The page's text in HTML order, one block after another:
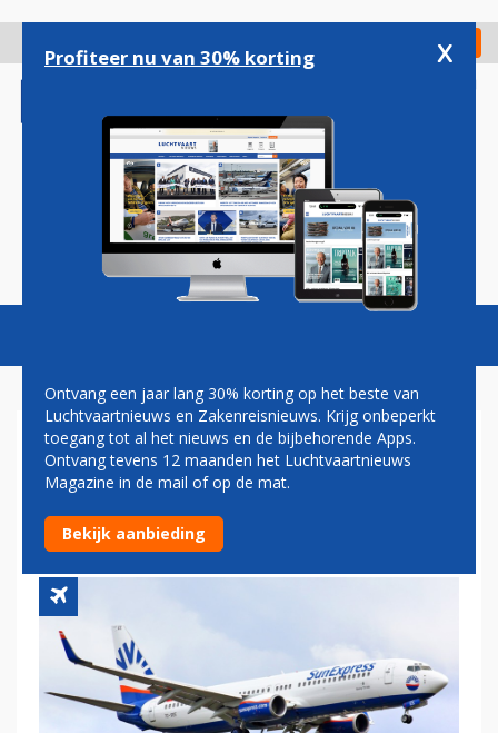
gaan
Check in
Magazine Podcasts Vacatures
SUNEXPRESS BREIDT AANTAL
VLUCHTEN TUSSEN
SCHIPHOL EN TURKIJE UIT
Profiteer nu van 30% korting x
Ontvang een jaar lang 30% korting op het beste van
Luchtvaartnieuws en Zakenreisnieuws. Krijg onbeperkt
toegang tot al het nieuws en de bijbehorende Apps.
Ontvang tevens 12 maanden het Luchtvaartnieuws
Magazine in de mail of op de mat.
Bekijk aanbieding